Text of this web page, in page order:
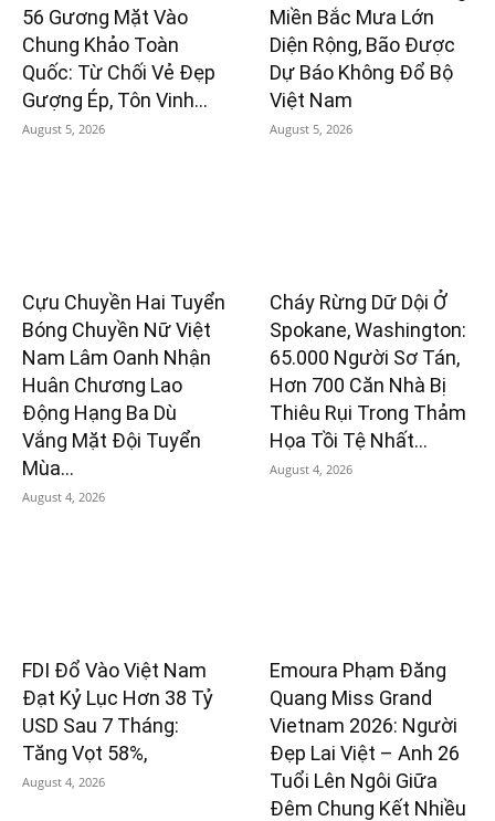
56 Gương Mặt Vào
Chung Khảo Toàn
Quốc: Từ Chối Vẻ Đẹp
Gượng Ép, Tôn Vinh...
August 5, 2026
Miền Bắc Mưa Lớn
Diện Rộng, Bão Được
Dự Báo Không Đổ Bộ
Việt Nam
August 5, 2026
Cựu Chuyền Hai Tuyển
Bóng Chuyền Nữ Việt
Nam Lâm Oanh Nhận
Huân Chương Lao
Động Hạng Ba Dù
Vắng Mặt Đội Tuyển
Mùa...
August 4, 2026
Cháy Rừng Dữ Dội Ở
Spokane, Washington:
65.000 Người Sơ Tán,
Hơn 700 Căn Nhà Bị
Thiêu Rụi Trong Thảm
Họa Tồi Tệ Nhất...
August 4, 2026
FDI Đổ Vào Việt Nam
Đạt Kỷ Lục Hơn 38 Tỷ
USD Sau 7 Tháng:
Tăng Vọt 58%,
August 4, 2026
Emoura Phạm Đăng
Quang Miss Grand
Vietnam 2026: Người
Đẹp Lai Việt – Anh 26
Tuổi Lên Ngôi Giữa
Đêm Chung Kết Nhiều